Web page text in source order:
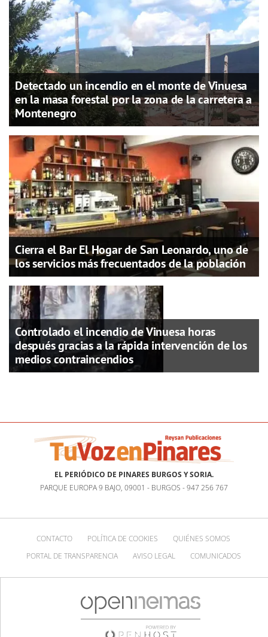
Detectado un incendio en el monte de Vinuesa
en la masa forestal por la zona de la carretera a
Montenegro
Cierra el Bar El Hogar de San Leonardo, uno de
los servicios más frecuentados de la población
Controlado el incendio de Vinuesa horas
después gracias a la rápida intervención de los
medios contraincendios
EL PERIÓDICO DE PINARES BURGOS Y SORIA.
PARQUE EUROPA 9 BAJO, 09001 - BURGOS - 947 256 767
CONTACTO POLÍTICA DE COOKIES
QUIÉNES SOMOS
PORTAL DE TRANSPARENCIA
AVISO LEGAL COMUNICADOS